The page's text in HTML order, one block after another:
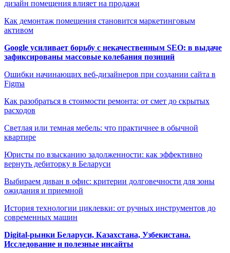
дизайн помещения влияет на продажи
Как демонтаж помещения становится маркетинговым
активом
Google усиливает борьбу с некачественным SEO: в выдаче
зафиксированы массовые колебания позиций
Ошибки начинающих веб-дизайнеров при создании сайта в
Figma
Как разобраться в стоимости ремонта: от смет до скрытых
расходов
Светлая или темная мебель: что практичнее в обычной
квартире
Юристы по взысканию задолженности: как эффективно
вернуть дебиторку в Беларуси
Выбираем диван в офис: критерии долговечности для зоны
ожидания и приемной
История технологии циклевки: от ручных инструментов до
современных машин
Digital-рынки Беларуси, Казахстана, Узбекистана.
Исследование и полезные инсайты